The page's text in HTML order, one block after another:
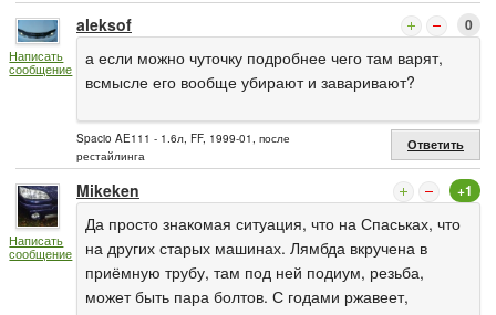
Написать
сообщение
aleksof 0
а если можно чуточку подробнее чего там варят,
всмысле его вообще убирают и заваривают?
Spacio AE111 - 1.6л, FF, 1999-01, после
рестайлинга
Ответить
Написать
сообщение
Mikeken +1
Да просто знакомая ситуация, что на Спаськах, что
на других старых машинах. Лямбда вкручена в
приёмную трубу, там под ней подиум, резьба,
может быть пара болтов. С годами ржавеет,